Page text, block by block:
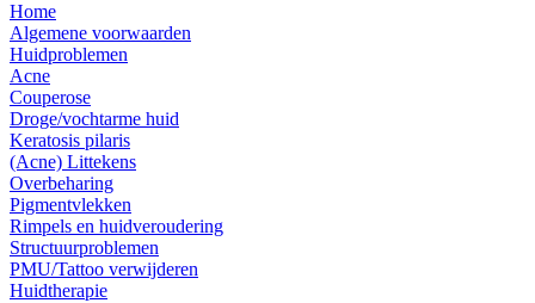
Home
Algemene voorwaarden
Huidproblemen
Acne
Couperose
Droge/vochtarme huid
Keratosis pilaris
(Acne) Littekens
Overbeharing
Pigmentvlekken
Rimpels en huidveroudering
Structuurproblemen
PMU/Tattoo verwijderen
Huidtherapie